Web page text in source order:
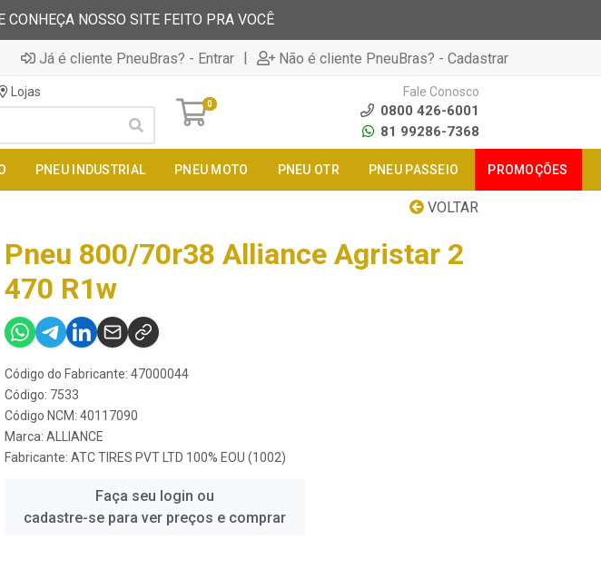
NOSSO SITE FEITO PRA VOCÊ
Já é cliente PneuBras? - Entrar | Não é cliente PneuBras? - Cadastrar
Lojas
0
Fale Conosco
0800 426-6001
81 99286-7368
PNEU INDUSTRIAL PNEU MOTO PNEU OTR PNEU PASSEIO PROMOÇÕES
VOLTAR
Pneu 800/70r38 Alliance Agristar 2
470 R1w
Código do Fabricante: 47000044
Código: 7533
Código NCM: 40117090
Marca: ALLIANCE
Fabricante: ATC TIRES PVT LTD 100% EOU (1002)
Faça seu login ou
cadastre-se para ver preços e comprar